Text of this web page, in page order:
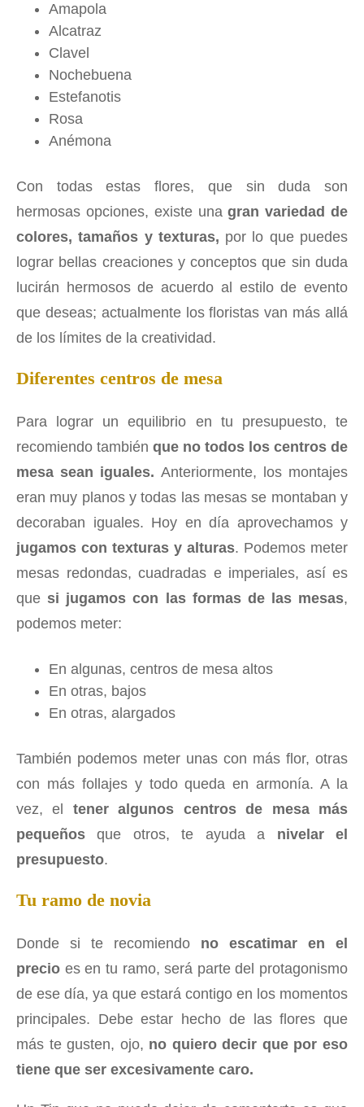
Amapola
Alcatraz
Clavel
Nochebuena
Estefanotis
Rosa
Anémona
Con todas estas flores, que sin duda son
hermosas opciones, existe unagran variedad de
colores, tamaños y texturas, por lo que puedes
lograr bellas creaciones y conceptos que sin duda
lucirán hermosos de acuerdo al estilo de evento
que deseas; actualmente los floristas van más allá
de los límites de la creatividad.
Diferentes centros de mesa
Para lograr un equilibrio en tu presupuesto, te
recomiendo también que no todos los centros de
mesa sean iguales. Anteriormente, los montajes
eran muy planos y todas las mesas se montaban y
decoraban iguales. Hoy en día aprovechamos y
jugamos con texturas y alturas. Podemos meter
mesas redondas, cuadradas e imperiales, así es
que si jugamos con las formas de las mesas,
podemos meter:
En algunas, centros de mesa altos
En otras, bajos
En otras, alargados
También podemos meter unas con más flor, otras
con más follajes y todo queda en armonía. A la
vez, el tener algunos centros de mesa más
pequeños que otros, te ayuda a nivelar el
presupuesto.
Tu ramo de novia
Donde si te recomiendo no escatimar en el
precio es en tu ramo, será parte del protagonismo
de ese día, ya que estará contigo en los momentos
principales. Debe estar hecho de las flores que
más te gusten, ojo, no quiero decir que por eso
tiene que ser excesivamente caro.